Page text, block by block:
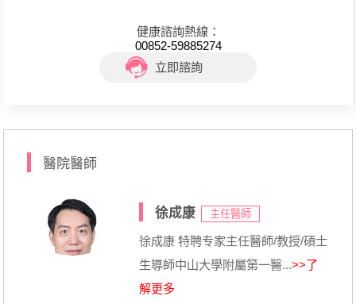
健康諮詢熱線：
00852-59885274
立即諮詢
醫院醫師
徐成康 主任醫師
徐成康 特聘专家主任醫師/教授/碩士
生導師中山大學附屬第一醫...>>了
解更多